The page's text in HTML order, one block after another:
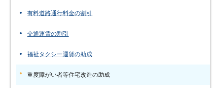
有料道路通行料金の割引
交通運賃の割引
福祉タクシー運賃の助成
重度障がい者等住宅改造の助成